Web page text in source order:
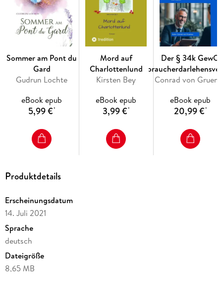
Sommer am Pont du
Gard
Gudrun Lochte
eBook epub
5,99 €*
Mord auf
Charlottenlund
Kirsten Bey
eBook epub
3,99 €*
Der § 34k GewO
(IHK)
eBook epub
20,99 €*
Produktdetails
Erscheinungsdatum
14. Juli 2021
Sprache
deutsch
Dateigröße
8,65 MB